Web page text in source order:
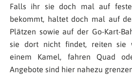
Falls ihr sie doch mal auf
bekommt, haltet doch mal auf
Plätzen sowie auf der Go-Kart-
sie dort nicht findet, reiten sie
einem Kamel, fahren Quad
Angebote sind hier nahezu